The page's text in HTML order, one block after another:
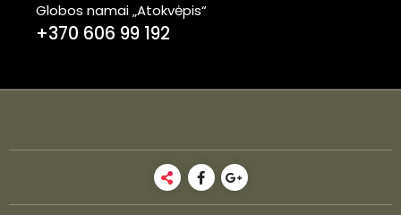
Globos namai „Atokvėpis“
+370 606 99 192